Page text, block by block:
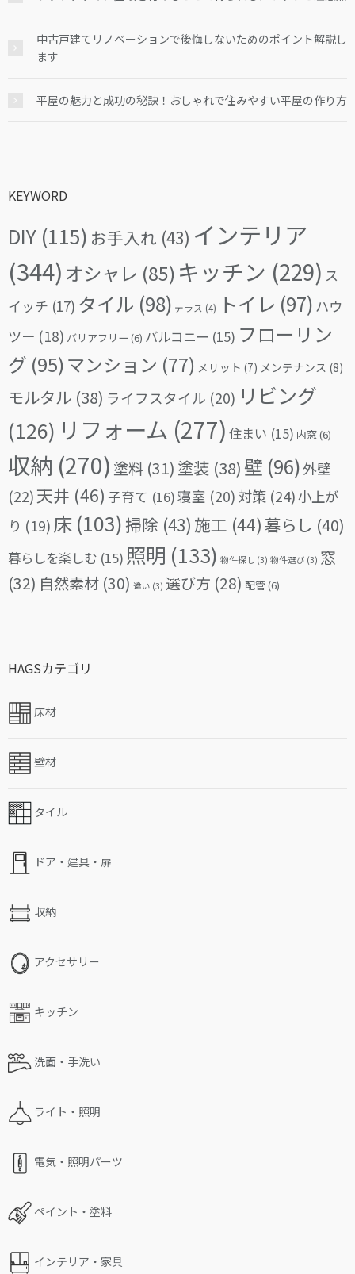
中古戸建てリノベーションで後悔しないためのポイント解説し
ます
平屋の魅力と成功の秘訣！おしゃれで住みやすい平屋の作り方
KEYWORD
DIY (115) お手入れ (43) インテリア
(344) オシャレ (85) キッチン (229) ス
イッチ (17) タイル (98) テラス (4) トイレ (97) ハウ
ツー (18) バリアフリー (6) バルコニー (15) フローリン
グ (95)マンション (77) メリット (7) メンテナンス (8)
モルタル (38) ライフスタイル (20) リビング
(126) リフォーム (277) 住まい (15) 内窓(6)
収納 (270) 塗料 (31) 塗装 (38) 壁 (96)外壁
(22)天井 (46) 子育て (16)寝室 (20) 対策 (24)小上が
り (19) 床 (103)掃除 (43) 施工 (44) 暮らし (40)
暮らしを楽しむ (15) 照明 (133) 物件探し (3) 物件選び (3) 窓
(32) 自然素材 (30) 違い (3) 選び方 (28) 配管(6)
HAGSカテゴリ
床材
壁材
タイル
ドア・建具・扉
収納
アクセサリー
キッチン
洗面・手洗い
ライト・照明
電気・照明パーツ
ペイント・塗料
インテリア・家具